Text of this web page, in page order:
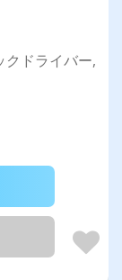
クドライバー,